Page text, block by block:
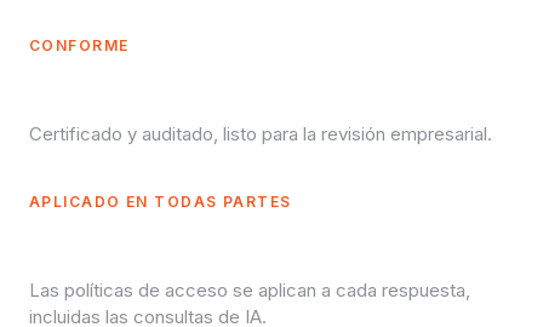
CONFORME
Certificado y auditado, listo para la revisión empresarial.
APLICADO EN TODAS PARTES
Las políticas de acceso se aplican a cada respuesta,
incluidas las consultas de IA.